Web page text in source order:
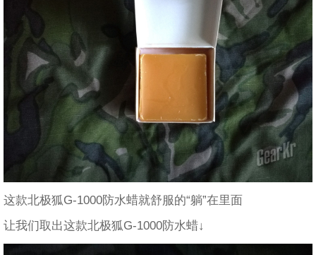
这款北极狐G-1000防水蜡就舒服的“躺”在里面
让我们取出这款北极狐G-1000防水蜡↓